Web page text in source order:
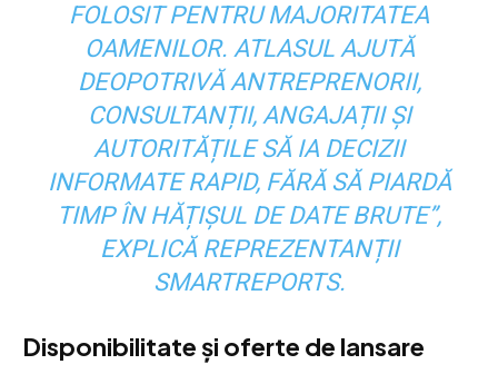
FOLOSIT PENTRU MAJORITATEA
OAMENILOR. ATLASUL AJUTĂ
DEOPOTRIVĂ ANTREPRENORII,
CONSULTANȚII, ANGAJAȚII ȘI
AUTORITĂȚILE SĂ IA DECIZII
INFORMATE RAPID, FĂRĂ SĂ PIARDĂ
TIMP ÎN HĂȚIȘUL DE DATE BRUTE”,
EXPLICĂ REPREZENTANȚII
SMARTREPORTS.
Disponibilitate și oferte de lansare